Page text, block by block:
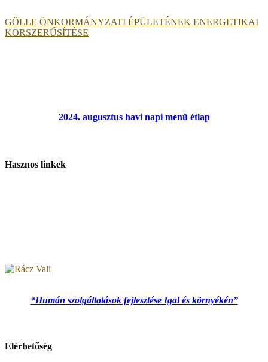
GÖLLE ÖNKORMÁNYZATI ÉPÜLETÉNEK ENERGETIKAI
KORSZERŰSÍTÉSE
2024. augusztus havi napi menü étlap
Hasznos linkek
“Humán szolgáltatások fejlesztése Igal és környékén”
Elérhetőség